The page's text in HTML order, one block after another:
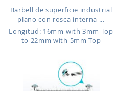
Barbell de superficie industrial
plano con rosca interna ...
Longitud: 16mm with 3mm Top
to 22mm with 5mm Top